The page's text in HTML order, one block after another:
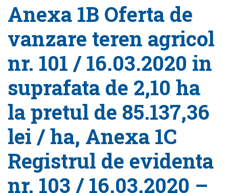
Anexa 1B Oferta de
vanzare teren agricol
nr. 101 / 16.03.2020 in
suprafata de 2,10 ha
la pretul de 85.137,36
lei / ha, Anexa 1C
Registrul de evidenta
nr. 103 / 16.03.2020 –